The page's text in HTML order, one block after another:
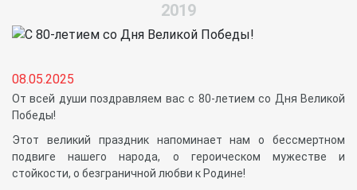
2019
08.05.2025
От всей души поздравляем вас с 80-летием со Дня Великой
Победы!
Этот великий праздник напоминает нам о бессмертном
подвиге нашего народа, о героическом мужестве и
стойкости, о безграничной любви к Родине!